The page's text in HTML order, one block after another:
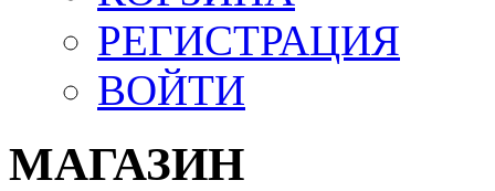
РЕГИСТРАЦИЯ
ВОЙТИ
МАГАЗИН